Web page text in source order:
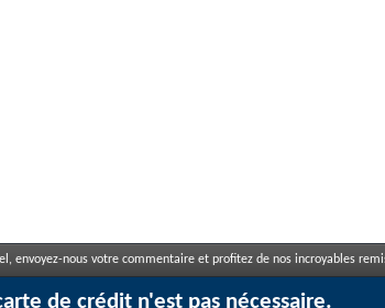
envoyez-nous votre commentaire et profitez de nos incroyables
de crédit n'est pas nécessaire.